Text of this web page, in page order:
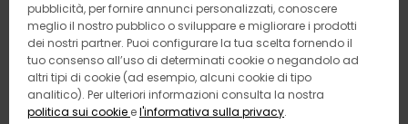
pubblicità, per fornire annunci personalizzati, conoscere
meglio il nostro pubblico o sviluppare e migliorare i prodotti
dei nostri partner. Puoi configurare la tua scelta fornendo il
tuo consenso all’uso di determinati cookie o negandolo ad
altri tipi di cookie (ad esempio, alcuni cookie di tipo
analitico). Per ulteriori informazioni consulta la nostra
politica sui cookie el'informativa sulla privacy.